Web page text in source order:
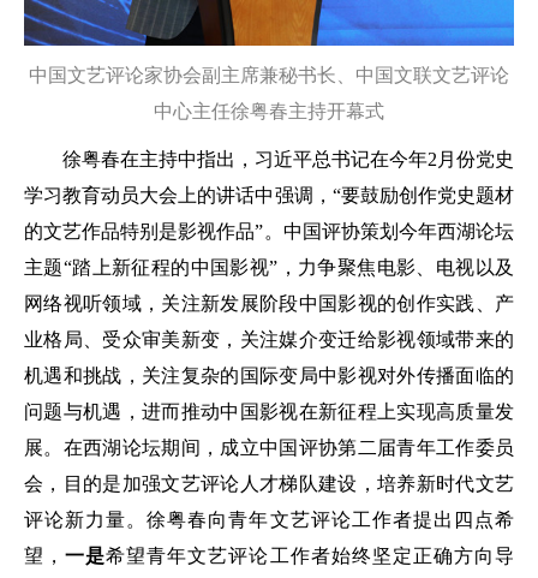
中国文艺评论家协会副主席兼秘书长、中国文联文艺评论
中心主任徐粤春主持开幕式
徐粤春在主持中指出，习近平总书记在今年2月份党史
学习教育动员大会上的讲话中强调，“要鼓励创作党史题材
的文艺作品特别是影视作品”。中国评协策划今年西湖论坛
主题“踏上新征程的中国影视”，力争聚焦电影、电视以及
网络视听领域，关注新发展阶段中国影视的创作实践、产
业格局、受众审美新变，关注媒介变迁给影视领域带来的
机遇和挑战，关注复杂的国际变局中影视对外传播面临的
问题与机遇，进而推动中国影视在新征程上实现高质量发
展。在西湖论坛期间，成立中国评协第二届青年工作委员
会，目的是加强文艺评论人才梯队建设，培养新时代文艺
评论新力量。徐粤春向青年文艺评论工作者提出四点希
望，一是希望青年文艺评论工作者始终坚定正确方向导